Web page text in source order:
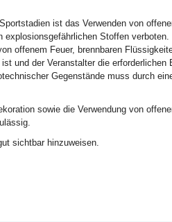
ist das Verwenden von
explosionsgefährlichen Stoffen verboten.
offenem Feuer, brennbaren
und der Veranstalter die erforderlichen
Gegenstände muss durch
sowie die Verwendung von
sichtbar hinzuweisen.